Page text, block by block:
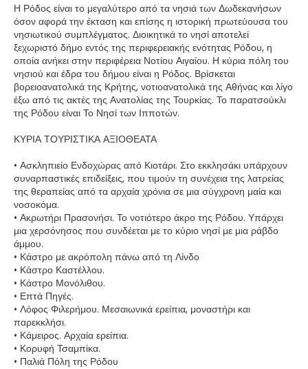
Η Ρόδος είναι το μεγαλύτερο από τα νησιά των Δωδεκανήσων
όσον αφορά την έκταση και επίσης η ιστορική πρωτεύουσα του
νησιωτικού συμπλέγματος. Διοικητικά το νησί αποτελεί
ξεχωριστό δήμο εντός της περιφερειακής ενότητας Ρόδου, η
οποία ανήκει στην περιφέρεια Νοτίου Αιγαίου. Η κύρια πόλη του
νησιού και έδρα του δήμου είναι η Ρόδος. Βρίσκεται
βορειοανατολικά της Κρήτης, νοτιοανατολικά της Αθήνας και λίγο
έξω από τις ακτές της Ανατολίας της Τουρκίας. Το παρατσούκλι
της Ρόδου είναι Το Νησί των Ιπποτών.
ΚΥΡΙΑ ΤΟΥΡΙΣΤΙΚΑ ΑΞΙΟΘΕΑΤΑ
• Ασκληπιείο Ενδοχώρας από Κιοτάρι. Στο εκκλησάκι υπάρχουν
συναρπαστικές επιδείξεις, που τιμούν τη συνέχεια της λατρείας
της θεραπείας από τα αρχαία χρόνια σε μια σύγχρονη μαία και
νοσοκόμα.
• Ακρωτήρι Πρασονήσι. Το νοτιότερο άκρο της Ρόδου. Υπάρχει
μια χερσόνησος που συνδέεται με το κύριο νησί με μια ράβδο
άμμου.
• Κάστρο με ακρόπολη πάνω από τη Λίνδο
• Κάστρο Καστέλλου.
• Κάστρο Μονόλιθου.
• Επτά Πηγές.
• Λόφος Φιλερήμου. Μεσαιωνικά ερείπια, μοναστήρι και
παρεκκλήσι.
• Κάμειρος. Αρχαία ερείπια.
• Κορυφή Τσαμπίκα.
• Παλιά Πόλη της Ρόδου